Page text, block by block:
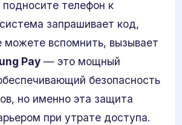
подносите телефон к
запрашивает код,
можете вспомнить, вызывает
Pay — это мощный
безопасность
но именно эта защита
при утрате доступа.